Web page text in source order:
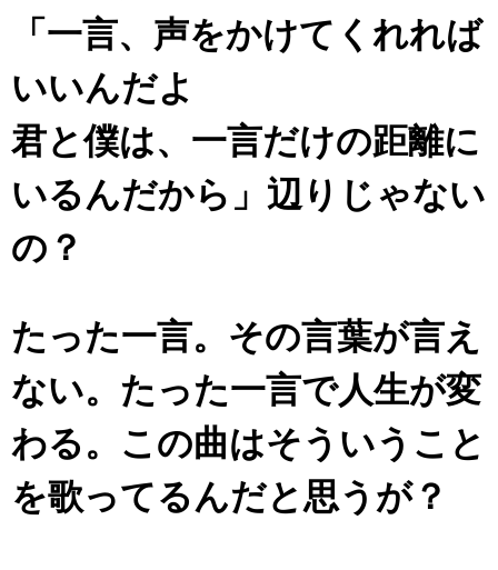
「一言、声をかけてくれれば
いいんだよ
君と僕は、一言だけの距離に
いるんだから」辺りじゃない
の？
たった一言。その言葉が言え
ない。たった一言で人生が変
わる。この曲はそういうこと
を歌ってるんだと思うが？